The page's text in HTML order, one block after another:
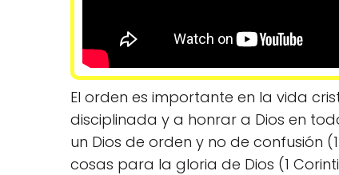
El orden es importante en la vida
disciplinada y a honrar a Dios en
un Dios de orden y no de confusión
cosas para la gloria de Dios (1